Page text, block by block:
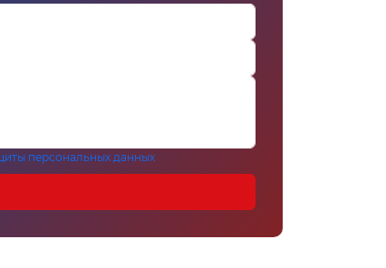
персональных данных